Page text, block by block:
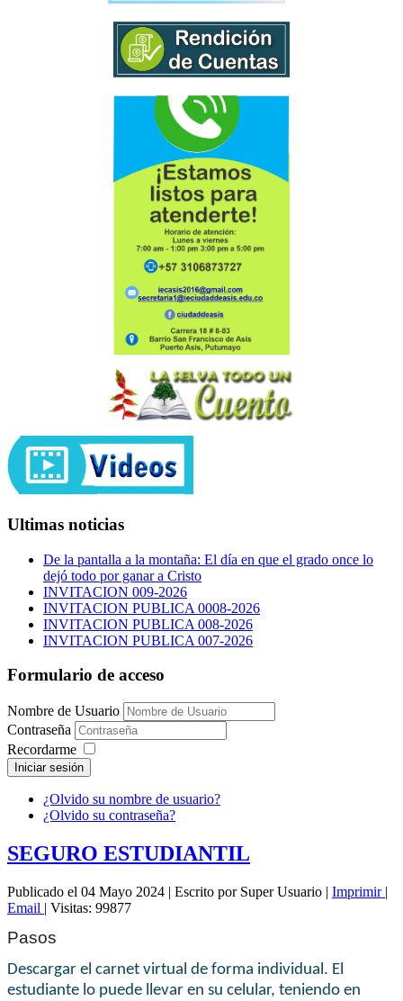
Ultimas noticias
De la pantalla a la montaña: El día en que el grado once lo
dejó todo por ganar a Cristo
INVITACION 009-2026
INVITACION PUBLICA 0008-2026
INVITACION PUBLICA 008-2026
INVITACION PUBLICA 007-2026
Formulario de acceso
Nombre de Usuario
Contraseña
Recordarme
Iniciar sesión
¿Olvido su nombre de usuario?
¿Olvido su contraseña?
SEGURO ESTUDIANTIL
Publicado el 04 Mayo 2024 | Escrito por Super Usuario | Imprimir |
Email | Visitas: 99877
Pasos
Descargar el carnet virtual de forma individual. El
estudiante lo puede llevar en su celular, teniendo en